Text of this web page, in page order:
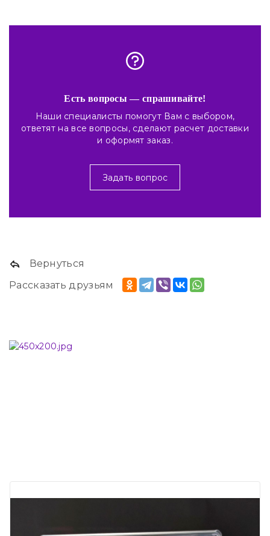
Есть вопросы — спрашивайте!
Наши специалисты помогут Вам с выбором,
ответят на все вопросы, сделают расчет доставки
и оформят заказ.
Задать вопрос
Вернуться
Рассказать друзьям